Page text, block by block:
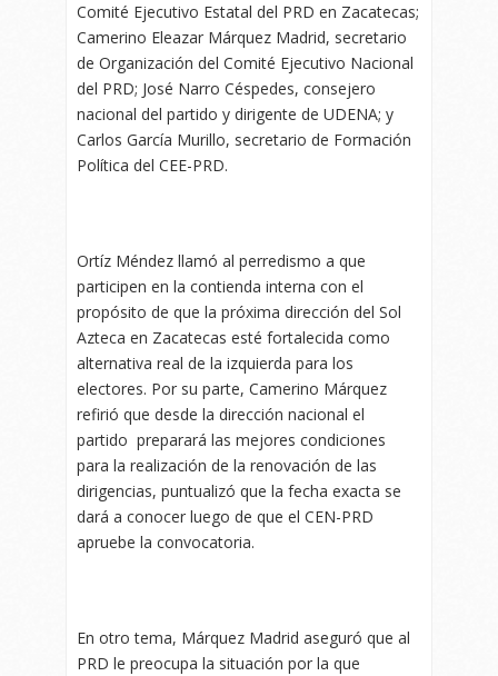
Comité Ejecutivo Estatal del PRD en Zacatecas;
Camerino Eleazar Márquez Madrid, secretario
de Organización del Comité Ejecutivo Nacional
del PRD; José Narro Céspedes, consejero
nacional del partido y dirigente de UDENA; y
Carlos García Murillo, secretario de Formación
Política del CEE-PRD.
Ortíz Méndez llamó al perredismo a que
participen en la contienda interna con el
propósito de que la próxima dirección del Sol
Azteca en Zacatecas esté fortalecida como
alternativa real de la izquierda para los
electores. Por su parte, Camerino Márquez
refirió que desde la dirección nacional el
partido preparará las mejores condiciones
para la realización de la renovación de las
dirigencias, puntualizó que la fecha exacta se
dará a conocer luego de que el CEN-PRD
apruebe la convocatoria.
En otro tema, Márquez Madrid aseguró que al
PRD le preocupa la situación por la que